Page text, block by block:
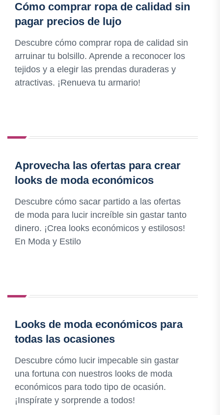
Cómo comprar ropa de calidad sin
pagar precios de lujo
Descubre cómo comprar ropa de calidad sin
arruinar tu bolsillo. Aprende a reconocer los
tejidos y a elegir las prendas duraderas y
atractivas. ¡Renueva tu armario!
Aprovecha las ofertas para crear
looks de moda económicos
Descubre cómo sacar partido a las ofertas
de moda para lucir increíble sin gastar tanto
dinero. ¡Crea looks económicos y estilosos!
En Moda y Estilo
Looks de moda económicos para
todas las ocasiones
Descubre cómo lucir impecable sin gastar
una fortuna con nuestros looks de moda
económicos para todo tipo de ocasión.
¡Inspírate y sorprende a todos!